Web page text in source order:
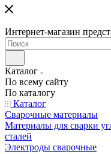
Интернет-магазин
Каталог
По всему сайту
По каталогу
Каталог
Сварочные материалы
Материалы для сварки
сталей
Электроды сварочные